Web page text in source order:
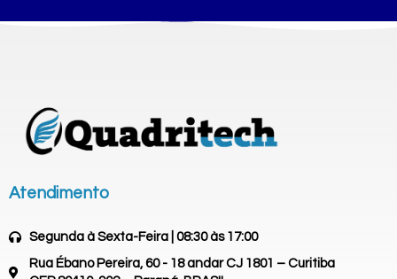
Atendimento
Segunda à Sexta-Feira | 08:30 às 17:00
Rua Ébano Pereira, 60 - 18 andar CJ 1801 – Curitiba